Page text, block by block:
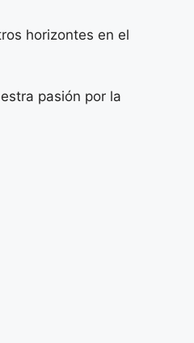
horizontes en el
pasión por la